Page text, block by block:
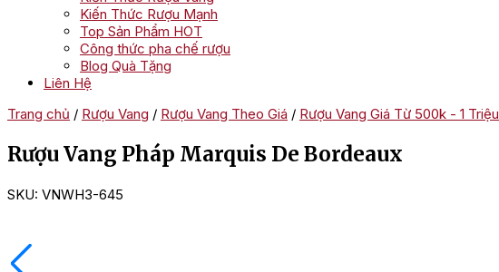
Kiến Thức Rượu Mạnh
Top Sản Phẩm HOT
Công thức pha chế rượu
Blog Quà Tặng
Liên Hệ
Trang chủ / Rượu Vang / Rượu Vang Theo Giá / Rượu Vang Giá Từ 500k - 1 Triệu
Rượu Vang Pháp Marquis De Bordeaux
SKU: VNWH3-645